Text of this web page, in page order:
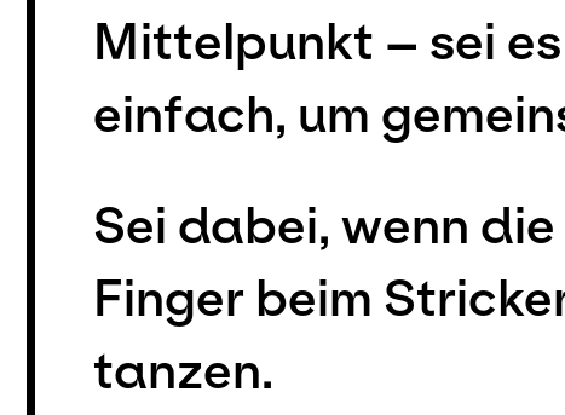
Mittelpunkt – sei
einfach, um
Sei dabei, wenn
Finger beim
tanzen.